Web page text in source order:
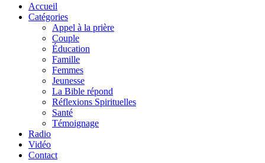
Accueil
Catégories
Appel à la prière
Couple
Éducation
Famille
Femmes
Jeunesse
La Bible répond
Réflexions Spirituelles
Santé
Témoignage
Radio
Vidéo
Contact